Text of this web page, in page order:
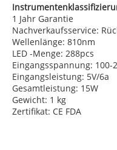
1 Jahr Garantie
Nachverkaufsservice:
Wellenlänge: 810nm
LED -Menge: 288pcs
Eingangsspannung: 100-
Eingangsleistung: 5V/6a
Gesamtleistung: 15W
Gewicht: 1 kg
Zertifikat: CE FDA